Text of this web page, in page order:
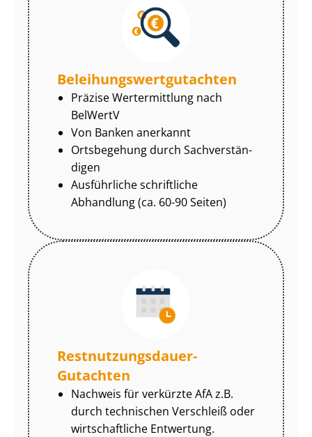
Be­lei­hungs­wert­gut­ach­ten
Präzise Wertermittlung nach
BelWertV
Von Banken anerkannt
Ortsbegehung durch Sach­ver­stän­
di­gen
Ausführliche schriftliche
Abhandlung (ca. 60-90 Seiten)
Rest­nut­zungs­dau­er-
Gutachten
Nachweis für verkürzte AfA z.B.
durch technischen Verschleiß oder
wirtschaftliche Entwertung.